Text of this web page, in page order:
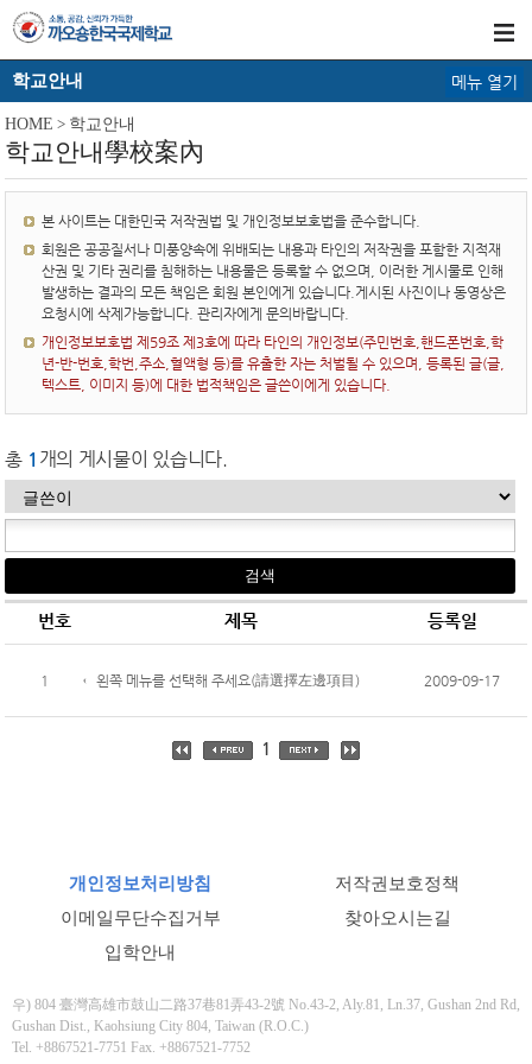
학교안내 메뉴 열기
HOME > 학교안내
학교안내學校案內
본 사이트는 대한민국 저작권법 및 개인정보보호법을 준수합니다.
회원은 공공질서나 미풍양속에 위배되는 내용과 타인의 저작권을 포함한 지적재
산권 및 기타 권리를 침해하는 내용물은 등록할 수 없으며, 이러한 게시물로 인해
발생하는 결과의 모든 책임은 회원 본인에게 있습니다.게시된 사진이나 동영상은
요청시에 삭제가능합니다. 관리자에게 문의바랍니다.
개인정보보호법 제59조 제3호에 따라 타인의 개인정보(주민번호,핸드폰번호,학
년-반-번호,학번,주소,혈액형 등)를 유출한 자는 처벌될 수 있으며, 등록된 글(글,
텍스트, 이미지 등)에 대한 법적책임은 글쓴이에게 있습니다.
총 1 개의 게시물이 있습니다.
번호 제목 등록일
1 ←왼쪽 메뉴를 선택해 주세요(請選擇左邊項目) 2009-09-17
1
개인정보처리방침
저작권보호정책
이메일무단수집거부
찾아오시는길
입학안내
우) 804 臺灣高雄市鼓山二路37巷81弄43-2號 No.43-2, Aly.81, Ln.37, Gushan 2nd Rd,
Gushan Dist., Kaohsiung City 804, Taiwan (R.O.C.)
Tel. +8867521-7751 Fax. +8867521-7752